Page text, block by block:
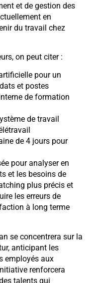
et de gestion des
en
du travail chez
on peut citer :
pour un
et postes
de formation
de travail
de 4 jours pour
pour analyser en
et les besoins de
plus précis et
les erreurs de
à long terme
se concentrera sur la
anticipant les
employés aux
renforcera
talents qui